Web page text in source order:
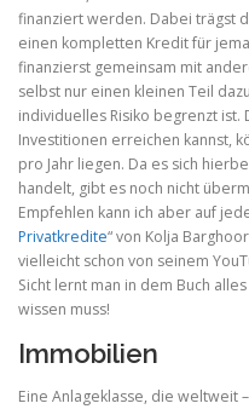
finanziert werden. Dabei trägst
einen kompletten Kredit für
finanzierst gemeinsam mit
selbst nur einen kleinen Teil
individuelles Risiko begrenzt ist.
Investitionen erreichen kannst,
pro Jahr liegen. Da es sich
handelt, gibt es noch nicht
Empfehlen kann ich aber auf
Privatkredite“ von Kolja
vielleicht schon von seinem
Sicht lernt man in dem Buch
wissen muss!
Immobilien
Eine Anlageklasse, die weltweit